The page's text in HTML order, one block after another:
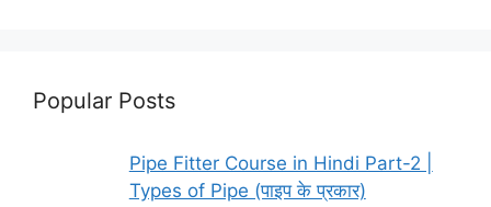
Popular Posts
Pipe Fitter Course in Hindi Part-2 |
Types of Pipe (पाइप के प्रकार)